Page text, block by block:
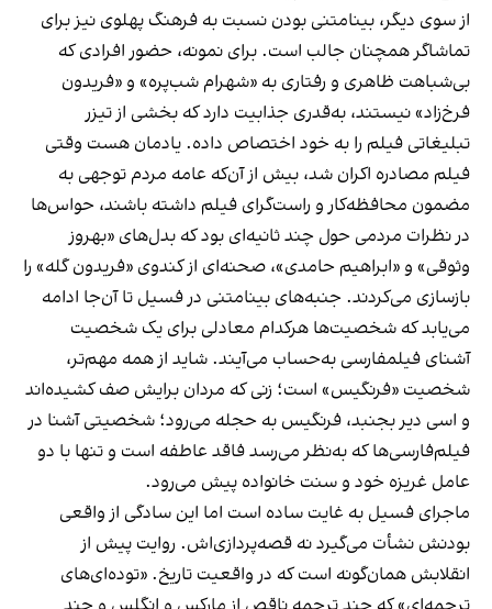
از سوی دیگر، بینامتنی بودن نسبت به فرهنگ پهلوی نیز برای
تماشاگر همچنان جالب است. برای نمونه، حضور افرادی که
بی‌شباهت ظاهری و رفتاری به «شهرام شب‌پره» و «فریدون
فرخ‌زاد» نیستند، به‌قدری جذابیت دارد که بخشی از تیزر
تبلیغاتی فیلم را به خود اختصاص داده. یادمان هست وقتی
فیلم مصادره اکران شد، بیش از آن‌که عامه مردم توجهی به
مضمون محافظه‌کار و راست‌گرای فیلم داشته باشند، حواس‌ها
در نظرات مردمی حول چند ثانیه‌ای بود که بدل‌های «بهروز
وثوقی» و «ابراهیم حامدی»، صحنه‌ای از کندوی «فریدون گله» را
بازسازی می‌کردند. جنبه‌های بینامتنی در فسیل تا آن‌جا ادامه
می‌یابد که شخصیت‌ها هرکدام معادلی برای یک شخصیت
آشنای فیلمفارسی به‌حساب می‌آیند. شاید از همه مهم‌تر،
شخصیت «فرنگیس» است؛ زنی که مردان برایش صف کشیده‌اند
و اسی دیر بجنبد، فرنگیس به حجله می‌رود؛ شخصیتی آشنا در
فیلم‌فارسی‌ها که به‌نظر می‌رسد فاقد عاطفه است و تنها با دو
عامل غریزه‌ خود و سنت خانواده پیش می‌رود.
ماجرای فسیل به‌ غایت ساده است اما این سادگی از واقعی
بودنش نشأت می‌گیرد نه قصه‌پردازی‌اش. روایت پیش از
انقلابش همان‌گونه است که در واقعیت تاریخ. «توده‌ای‌های